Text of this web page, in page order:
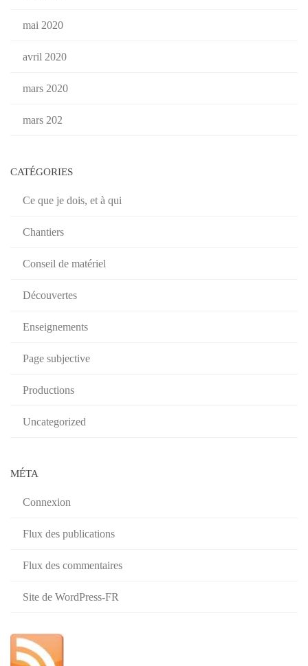
mai 2020
avril 2020
mars 2020
mars 202
CATÉGORIES
Ce que je dois, et à qui
Chantiers
Conseil de matériel
Découvertes
Enseignements
Page subjective
Productions
Uncategorized
MÉTA
Connexion
Flux des publications
Flux des commentaires
Site de WordPress-FR